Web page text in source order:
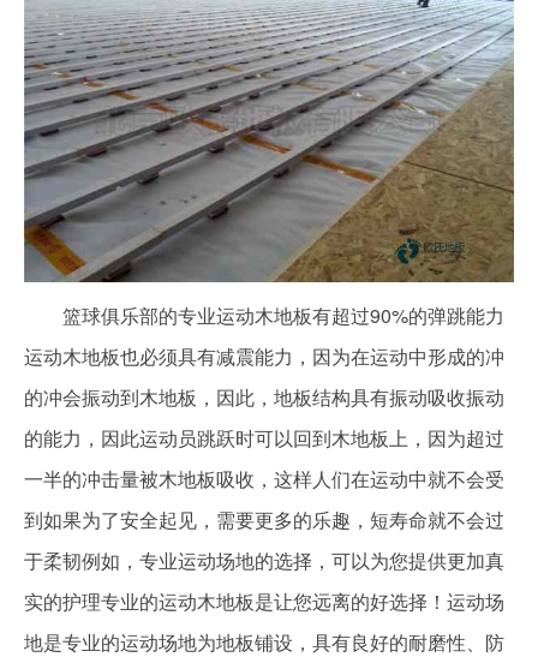
篮球俱乐部的专业运动木地板有超过90%的弹跳能力
运动木地板也必须具有减震能力，因为在运动中形成的冲
的冲会振动到木地板，因此，地板结构具有振动吸收振动
的能力，因此运动员跳跃时可以回到木地板上，因为超过
一半的冲击量被木地板吸收，这样人们在运动中就不会受
到如果为了安全起见，需要更多的乐趣，短寿命就不会过
于柔韧例如，专业运动场地的选择，可以为您提供更加真
实的护理专业的运动木地板是让您远离的好选择！运动场
地是专业的运动场地为地板铺设，具有良好的耐磨性、防